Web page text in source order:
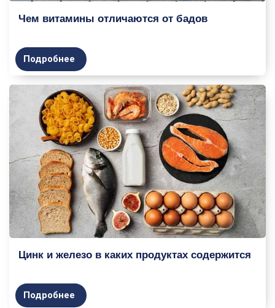
Чем витамины отличаются от бадов
Подробнее
Цинк и железо в каких продуктах содержится
Подробнее